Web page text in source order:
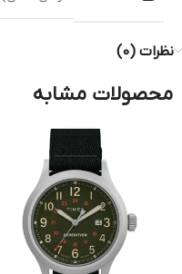
نظرات (0)
محصولات مشابه